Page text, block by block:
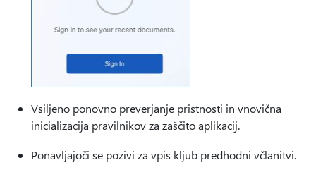
Vsiljeno ponovno preverjanje pristnosti in vnovična
inicializacija pravilnikov za zaščito aplikacij.
Ponavljajoči se pozivi za vpis kljub predhodni včlanitvi.